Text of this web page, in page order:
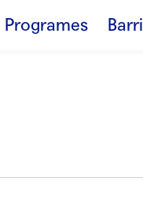
Programes Barri